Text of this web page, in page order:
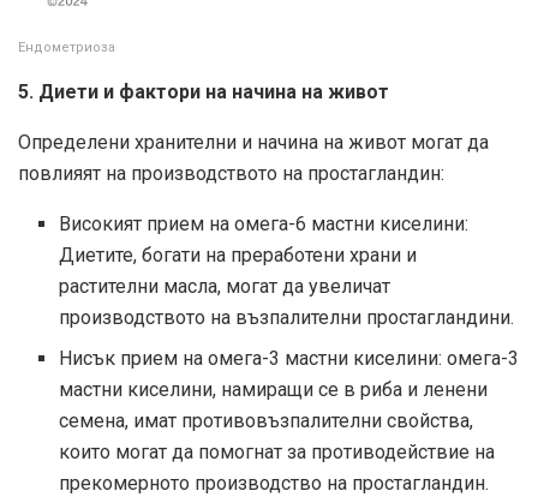
Ендометриоза
5. Диети и фактори на начина на живот
Определени хранителни и начина на живот могат да
повлияят на производството на простагландин:
Високият прием на омега-6 мастни киселини:
Диетите, богати на преработени храни и
растителни масла, могат да увеличат
производството на възпалителни простагландини.
Нисък прием на омега-3 мастни киселини: омега-3
мастни киселини, намиращи се в риба и ленени
семена, имат противовъзпалителни свойства,
които могат да помогнат за противодействие на
прекомерното производство на простагландин.